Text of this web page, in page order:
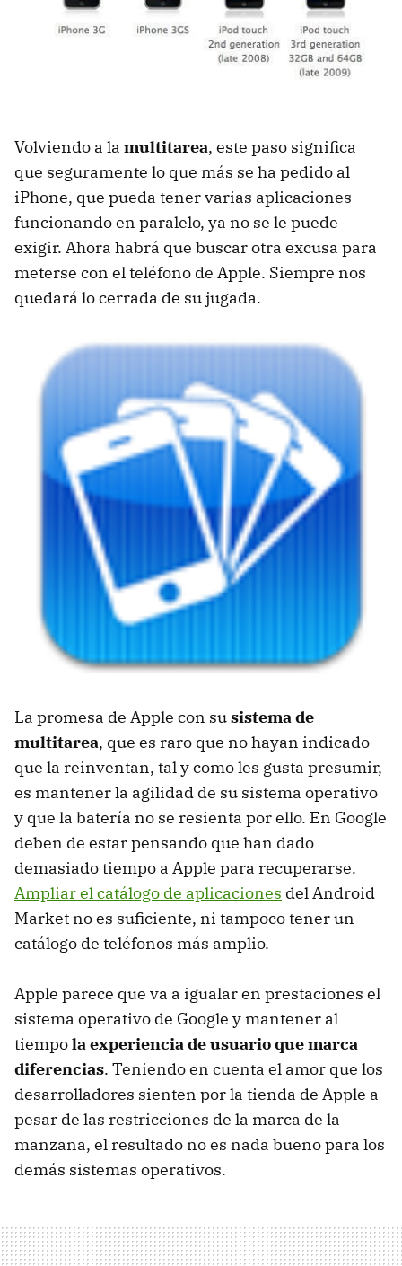
Volviendo a la multitarea, este paso significa
que seguramente lo que más se ha pedido al
iPhone, que pueda tener varias aplicaciones
funcionando en paralelo, ya no se le puede
exigir. Ahora habrá que buscar otra excusa para
meterse con el teléfono de Apple. Siempre nos
quedará lo cerrada de su jugada.
La promesa de Apple con susistema de
multitarea, que es raro que no hayan indicado
que la reinventan, tal y como les gusta presumir,
es mantener la agilidad de su sistema operativo
y que la batería no se resienta por ello. En Google
deben de estar pensando que han dado
demasiado tiempo a Apple para recuperarse.
Ampliar el catálogo de aplicaciones del Android
Market no es suficiente, ni tampoco tener un
catálogo de teléfonos más amplio.
Apple parece que va a igualar en prestaciones el
sistema operativo de Google y mantener al
tiempola experiencia de usuario que marca
diferencias. Teniendo en cuenta el amor que los
desarrolladores sienten por la tienda de Apple a
pesar de las restricciones de la marca de la
manzana, el resultado no es nada bueno para los
demás sistemas operativos.